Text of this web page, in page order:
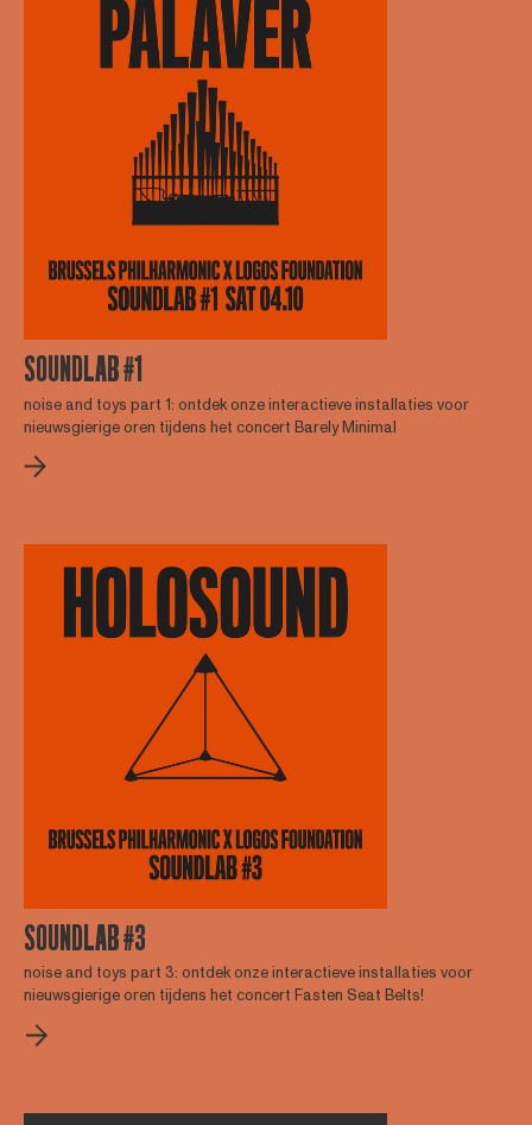
SOUNDLAB #1
noise and toys part 1: ontdek onze interactieve installaties voor
nieuwsgierige oren tijdens het concert Barely Minimal
SOUNDLAB #3
noise and toys part 3: ontdek onze interactieve installaties voor
nieuwsgierige oren tijdens het concert Fasten Seat Belts!